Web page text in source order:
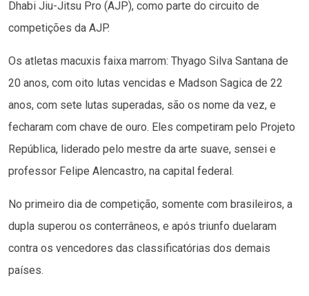
Dhabi Jiu-Jitsu Pro (AJP), como parte do circuito de
competições da AJP.
Os atletas macuxis faixa marrom: Thyago Silva Santana de
20 anos, com oito lutas vencidas e Madson Sagica de 22
anos, com sete lutas superadas, são os nome da vez, e
fecharam com chave de ouro. Eles competiram pelo Projeto
República, liderado pelo mestre da arte suave, sensei e
professor Felipe Alencastro, na capital federal.
No primeiro dia de competição, somente com brasileiros, a
dupla superou os conterrâneos, e após triunfo duelaram
contra os vencedores das classificatórias dos demais
países.